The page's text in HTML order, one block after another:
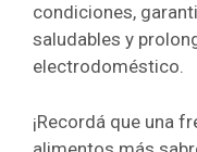
condiciones,
saludables y
electrodoméstico.
¡Recordá que una